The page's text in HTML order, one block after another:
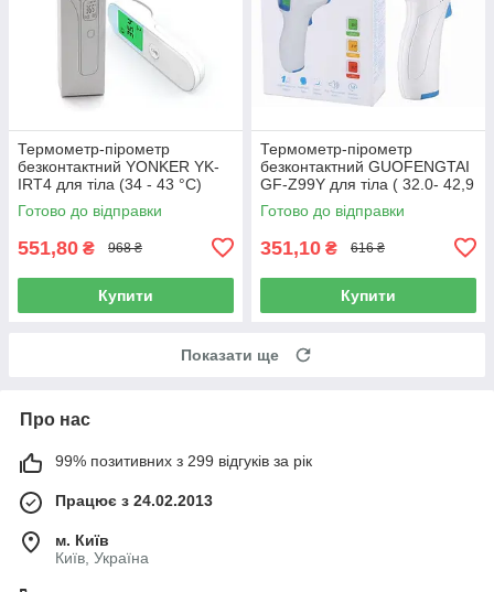
Термометр-пірометр
безконтактний YONKER YK-
IRT4 для тіла (34 - 43 °C)
Готово до відправки
551,80 ₴ 968 ₴
Купити
Термометр-пірометр
безконтактний GUOFENGTAI
GF-Z99Y для тіла ( 32.0- 42,9
℃), предметів (0 + 100℃)
Готово до відправки
351,10 ₴ 616 ₴
Купити
Показати ще
Про нас
99% позитивних з 299 відгуків за рік
Працює з 24.02.2013
м. Київ
Київ, Україна